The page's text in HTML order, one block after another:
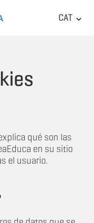
CAT
qué son las
en su sitio
el usuario.